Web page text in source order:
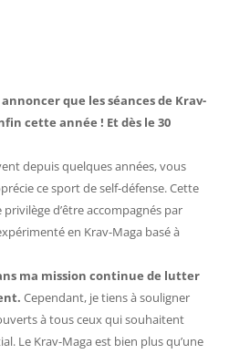
annoncer que les séances de Krav-
cette année ! Et dès le 30
depuis quelques années, vous
ce sport de self-défense. Cette
d’être accompagnés par
en Krav-Maga basé à
ma mission continue de lutter
Cependant, je tiens à souligner
à tous ceux qui souhaitent
Le Krav-Maga est bien plus qu’une